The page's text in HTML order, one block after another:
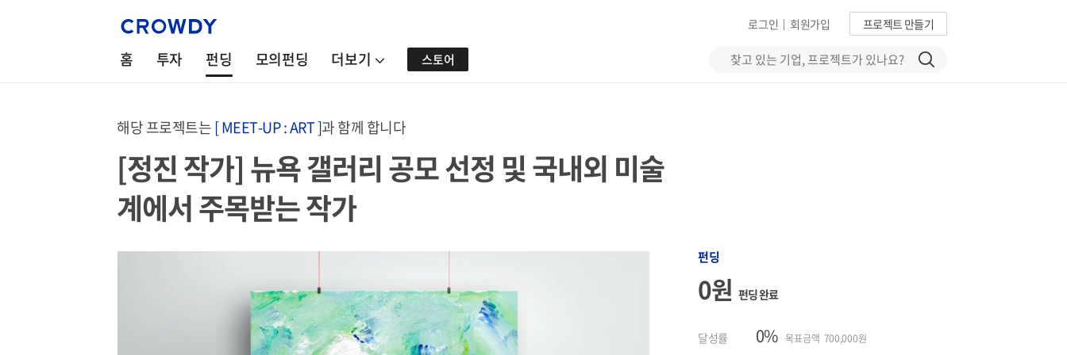
프로젝트 만들기
회원가입
|
로그인
홈 투자 펀딩 모의펀딩 더보기 스토어
해당 프로젝트는[ MEET-UP : ART ]과 함께 합니다
[정진 작가] 뉴욕 갤러리 공모 선정 및 국내외 미술
계에서 주목받는 작가
펀딩
0원 펀딩 완료
달성률 0% 목표금액 700,000원